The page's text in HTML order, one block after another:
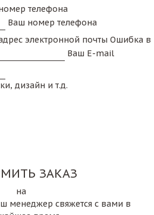
телефона
Ваш номер телефона
электронной почты Ошибка в
Ваш E-mail
дизайн и т.д.
ЗАКАЗ
на
менеджер свяжется с вами в